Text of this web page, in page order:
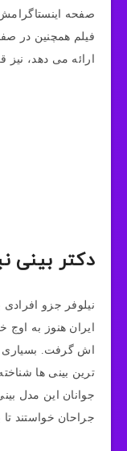
صفحه
فیلم همچنین در
ارائه می‌ دهد،
دکتر بینی
نیلوفر جزو
ایران هنوز به اوج
اش گرفت. بسیاری
ترین بینی‌ ها
جوانان این مدل
جراحان خواستند